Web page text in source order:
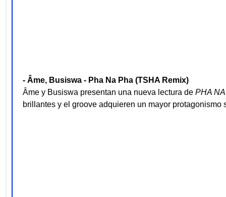
- Âme, Busiswa - Pha Na Pha (TSHA Remix)
Âme y Busiswa presentan una nueva lectura de PHA
brillantes y el groove adquieren un mayor